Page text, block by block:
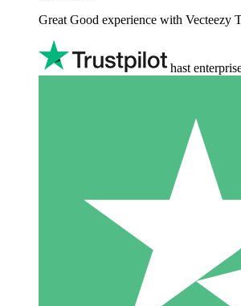
Great Good experience with Vecteezy
hast